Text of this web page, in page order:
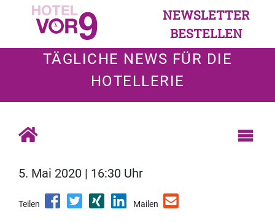
NEWSLETTER
BESTELLEN
TÄGLICHE NEWS FÜR DIE
HOTELLERIE
5. Mai 2020 | 16:30 Uhr
Teilen Mailen